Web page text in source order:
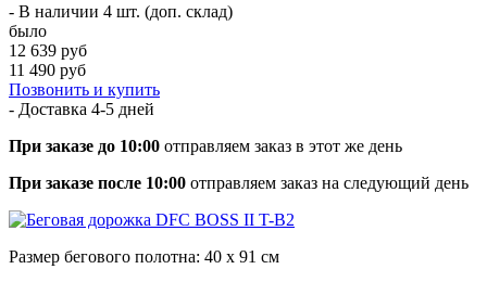
- В наличии 4 шт. (доп. склад)
было
12 639 руб
11 490 руб
Позвонить и купить
- Доставка 4-5 дней
При заказе до 10:00 отправляем заказ в этот же день
При заказе после 10:00 отправляем заказ на следующий день
Размер бегового полотна: 40 х 91 см